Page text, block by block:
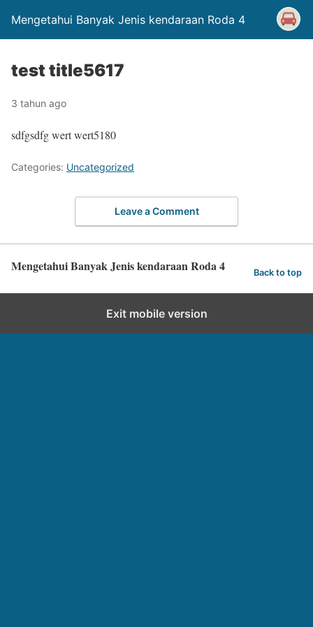
Mengetahui Banyak Jenis kendaraan Roda 4
test title5617
3 tahun ago
sdfgsdfg wert wert5180
Categories: Uncategorized
Leave a Comment
Mengetahui Banyak Jenis kendaraan Roda 4 Back to top
Exit mobile version